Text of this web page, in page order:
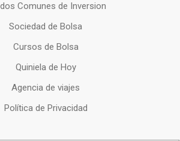
Comunes de Inversion
Sociedad de Bolsa
Cursos de Bolsa
Quiniela de Hoy
Agencia de viajes
Política de Privacidad